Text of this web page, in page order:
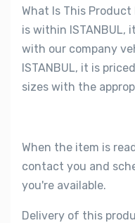
What Is This
is within ISTANBUL,
with our company
ISTANBUL, it is
sizes with the
When the item is
contact you and
you're available.
Delivery of this